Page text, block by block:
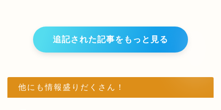
追記された記事をもっと見る
他にも情報盛りだくさん！